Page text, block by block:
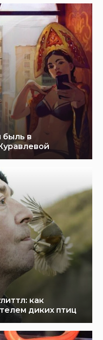
быль в
как
диких птиц